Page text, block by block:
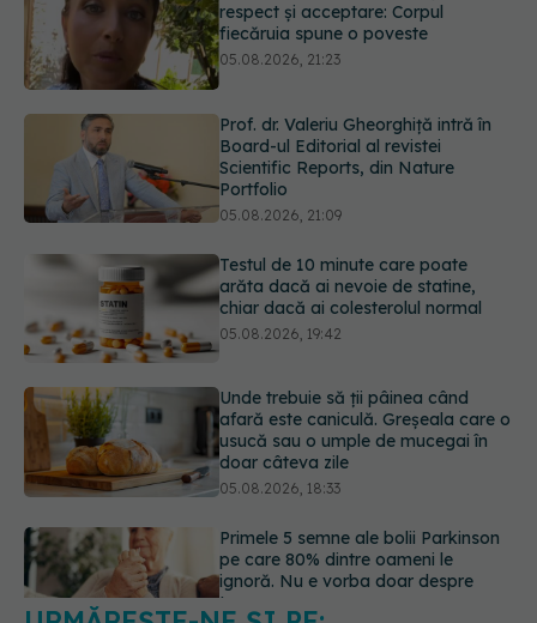
Prof. dr. Valeriu Gheorghiță intră în
Board-ul Editorial al revistei
Scientific Reports, din Nature
Testul de 10 minute care poate
arăta dacă ai nevoie de statine,
chiar dacă ai colesterolul normal
05.08.2026, 19:42
Unde trebuie să ții pâinea când
afară este caniculă. Greșeala care o
usucă sau o umple de mucegai în
Primele 5 semne ale bolii Parkinson
pe care 80% dintre oameni le
ignoră. Nu e vorba doar despre
tremor
Gabriela Cristea, manifest pentru
respect și acceptare: Corpul
fiecăruia spune o poveste
URMĂREȘTE-NE ȘI PE: